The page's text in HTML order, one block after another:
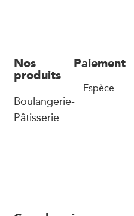
Nos
produits
Boulangerie-
Pâtisserie
Paiement
Espèce